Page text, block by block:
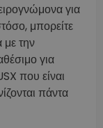
για
μπορείτε
με την
για
που είναι
πάντα